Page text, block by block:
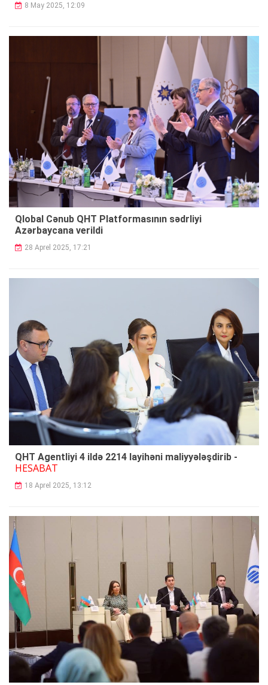
8 May 2025, 12:09
Qlobal Cənub QHT Platformasının sədrliyi
Azərbaycana verildi
28 Aprel 2025, 17:21
QHT Agentliyi 4 ildə 2214 layihəni maliyyələşdirib -
HESABAT
18 Aprel 2025, 13:12